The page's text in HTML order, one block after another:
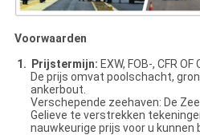
Voorwaarden
1. Prijstermijn: EXW, FOB-, CFR OF
De prijs omvat poolschacht,
ankerbout.
Verschepende zeehaven: De
Gelieve te verstrekken
nauwkeurige prijs voor u kunnen